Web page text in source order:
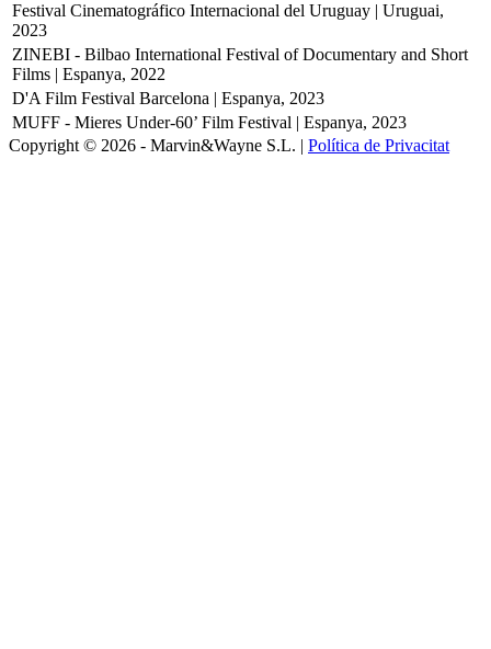
Festival Cinematográfico Internacional del Uruguay | Uruguai,
2023
ZINEBI - Bilbao International Festival of Documentary and Short
Films | Espanya, 2022
D'A Film Festival Barcelona | Espanya, 2023
MUFF - Mieres Under-60’ Film Festival | Espanya, 2023
Copyright © 2026 - Marvin&Wayne S.L. | Política de Privacitat